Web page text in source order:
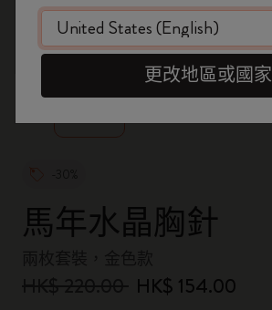
zoom.cta
馬年水晶胸針
HK$ 154.00
加入成為會員！
更改地區或國家